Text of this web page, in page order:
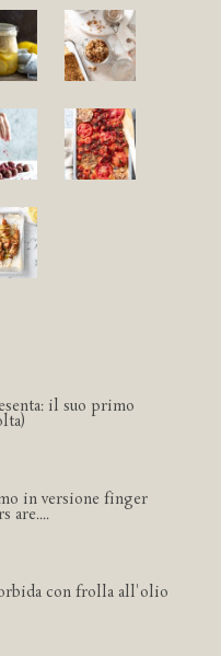
il suo primo
in versione finger
are....
con frolla all'olio